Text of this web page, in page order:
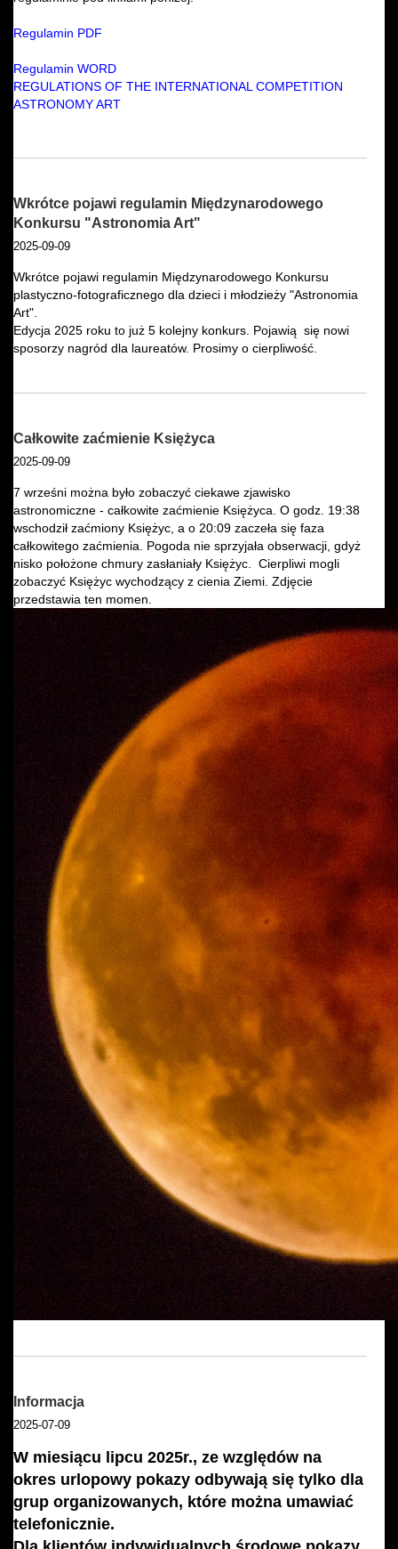
Regulamin PDF
Regulamin WORD
REGULATIONS OF THE INTERNATIONAL COMPETITION
ASTRONOMY ART
Wkrótce pojawi regulamin Międzynarodowego
Konkursu "Astronomia Art"
2025-09-09
Wkrótce pojawi regulamin Międzynarodowego Konkursu
plastyczno-fotograficznego dla dzieci i młodzieży "Astronomia
Art".
Edycja 2025 roku to już 5 kolejny konkurs. Pojawią się nowi
sposorzy nagród dla laureatów. Prosimy o cierpliwość.
Całkowite zaćmienie Księżyca
2025-09-09
7 wrześni można było zobaczyć ciekawe zjawisko
astronomiczne - całkowite zaćmienie Księżyca. O godz. 19:38
wschodził zaćmiony Księżyc, a o 20:09 zaczeła się faza
całkowitego zaćmienia. Pogoda nie sprzyjała obserwacji, gdyż
nisko położone chmury zasłaniały Księżyc. Cierpliwi mogli
zobaczyć Księżyc wychodzący z cienia Ziemi. Zdjęcie
przedstawia ten momen.
Informacja
2025-07-09
W miesiącu lipcu 2025r., ze względów na
okres urlopowy pokazy odbywają się tylko dla
grup organizowanych, które można umawiać
telefonicznie.